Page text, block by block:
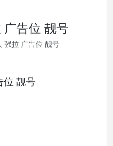
广告位 靓号
强拉 广告位 靓号
位 靓号